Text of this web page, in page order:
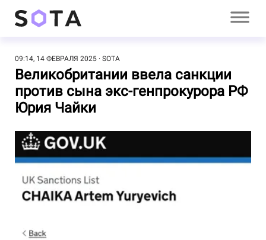
09:14, 14 ФЕВРАЛЯ 2025 SOTA
Великобритании ввела санкции
против сына экс-генпрокурора РФ
Юрия Чайки